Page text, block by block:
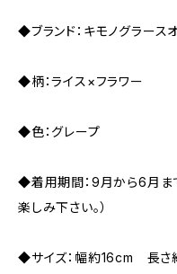
◆ブランド：キモノグラース
◆柄：ライス×フラワー
◆色：グレープ
◆着用期間：9月から6月ま
楽しみ下さい。）
◆サイズ：幅約16cm 長さ